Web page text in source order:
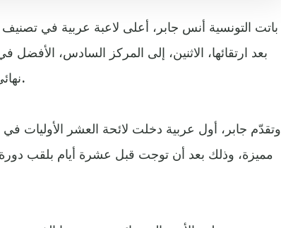
باتت التونسية أنس جابر، أعلى لاعبة عربية في
بعد ارتقائها، الاثنين، إلى المركز السادس،
نهائي دورة روما للألف على الملاعب الترابية.
وتقدّم جابر، أول عربية دخلت لائحة العشر الأوليات في
مميزة، وذلك بعد أن توجت قبل عشرة أيام بلقب دورة